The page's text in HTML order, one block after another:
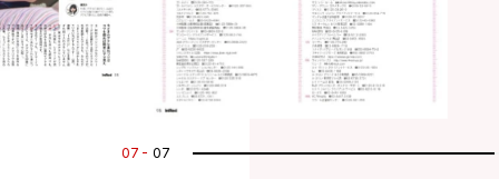
07 07